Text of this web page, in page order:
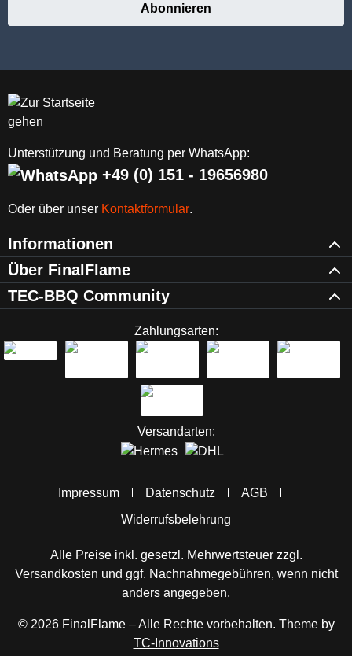
Abonnieren
Unterstützung und Beratung per WhatsApp:
+49 (0) 151 - 19656980
Oder über unser Kontaktformular.
Informationen
Über FinalFlame
TEC-BBQ Community
Zahlungsarten:
Versandarten:
Impressum Datenschutz
AGB
Widerrufsbelehrung
Alle Preise inkl. gesetzl. Mehrwertsteuer zzgl.
Versandkosten und ggf. Nachnahmegebühren, wenn nicht
anders angegeben.
© 2026 FinalFlame – Alle Rechte vorbehalten. Theme by
TC-Innovations